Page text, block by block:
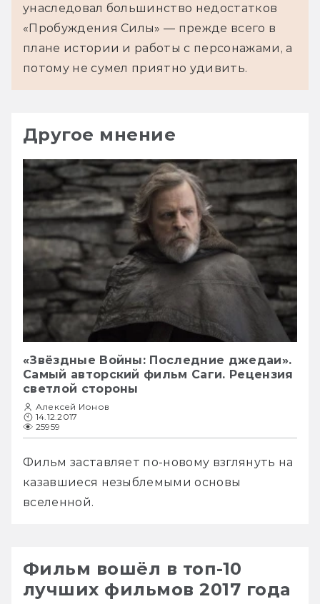
унаследовал большинство недостатков
«Пробуждения Силы» — прежде всего в
плане истории и работы с персонажами, а
потому не сумел приятно удивить.
Другое мнение
«Звёздные Войны: Последние джедаи».
Самый авторский фильм Саги. Рецензия
светлой стороны
Алексей Ионов
14.12.2017
25959
Фильм заставляет по-новому взглянуть на
казавшиеся незыблемыми основы
вселенной.
Фильм вошёл в топ-10
лучших фильмов 2017 года